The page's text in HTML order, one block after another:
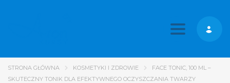
Toggle
STRONA GŁÓWNA KOSMETYKI I ZDROWIE
FACE TONIC, 100 ML –
SKUTECZNY TONIK DLA EFEKTYWNEGO OCZYSZCZANIA TWARZY